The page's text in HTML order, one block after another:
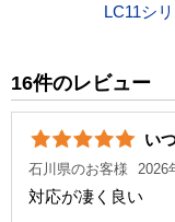
MFC-J950DN
MFC-J950DWN
DCP-165C
DCP-385C
DCP-390CN
カラー
顔料・染料
ICチップ
LC11シ
16件のレビュー
い
石川県のお客様 2026
対応が凄く良い